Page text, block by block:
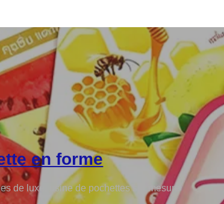
en forme
de luxe, usine de pochettes sur mesure